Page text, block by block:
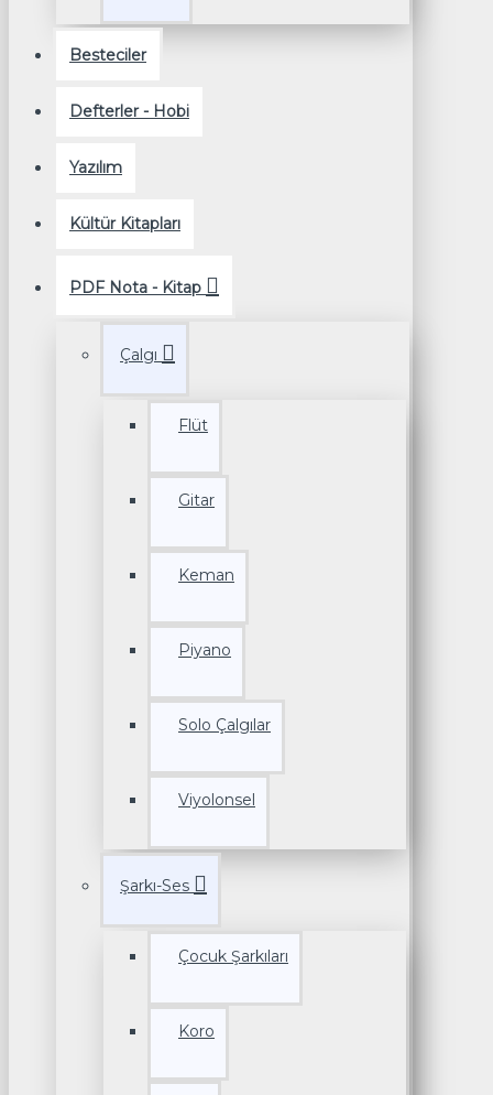
Besteciler
Defterler - Hobi
Yazılım
Kültür Kitapları
PDF Nota - Kitap
Çalgı
Flüt
Gitar
Keman
Piyano
Solo Çalgılar
Viyolonsel
Şarkı-Ses
Çocuk Şarkıları
Koro